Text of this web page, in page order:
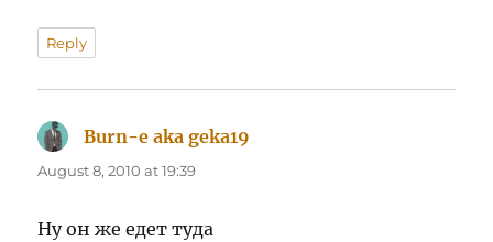
Reply
Burn-e aka geka19
August 8, 2010 at 19:39
Ну он же едет туда